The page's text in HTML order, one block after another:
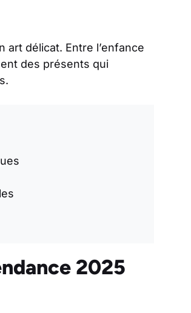
délicat. Entre l’enfance
des présents qui
2025